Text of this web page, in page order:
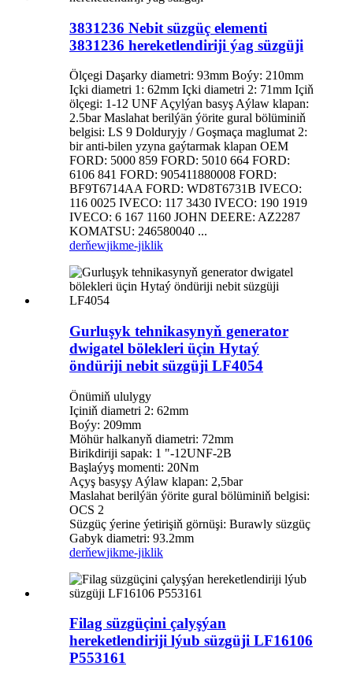
3831236 Nebit süzgüç elementi
3831236 hereketlendiriji ýag süzgüji
Ölçegi Daşarky diametri: 93mm Boýy: 210mm
Içki diametri 1: 62mm Içki diametri 2: 71mm Içiň
ölçegi: 1-12 UNF Açylýan basyş Aýlaw klapan:
2.5bar Maslahat berilýän ýörite gural bölüminiň
belgisi: LS 9 Dolduryjy / Goşmaça maglumat 2:
bir anti-bilen yzyna gaýtarmak klapan OEM
FORD: 5000 859 FORD: 5010 664 FORD:
6106 841 FORD: 905411880008 FORD:
BF9T6714AA FORD: WD8T6731B IVECO:
116 0025 IVECO: 117 3430 IVECO: 190 1919
IVECO: 6 167 1160 JOHN DEERE: AZ2287
KOMATSU: 246580040 ...
derňewjikme-jiklik
Gurluşyk tehnikasynyň generator
dwigatel bölekleri üçin Hytaý
öndüriji nebit süzgüji LF4054
Önümiň ululygy
Içiniň diametri 2: 62mm
Boýy: 209mm
Möhür halkanyň diametri: 72mm
Birikdiriji sapak: 1 "-12UNF-2B
Başlaýyş momenti: 20Nm
Açyş basyşy Aýlaw klapan: 2,5bar
Maslahat berilýän ýörite gural bölüminiň belgisi:
OCS 2
Süzgüç ýerine ýetirişiň görnüşi: Burawly süzgüç
Gabyk diametri: 93.2mm
derňewjikme-jiklik
Filag süzgüçini çalyşýan
hereketlendiriji lýub süzgüji LF16106
P553161